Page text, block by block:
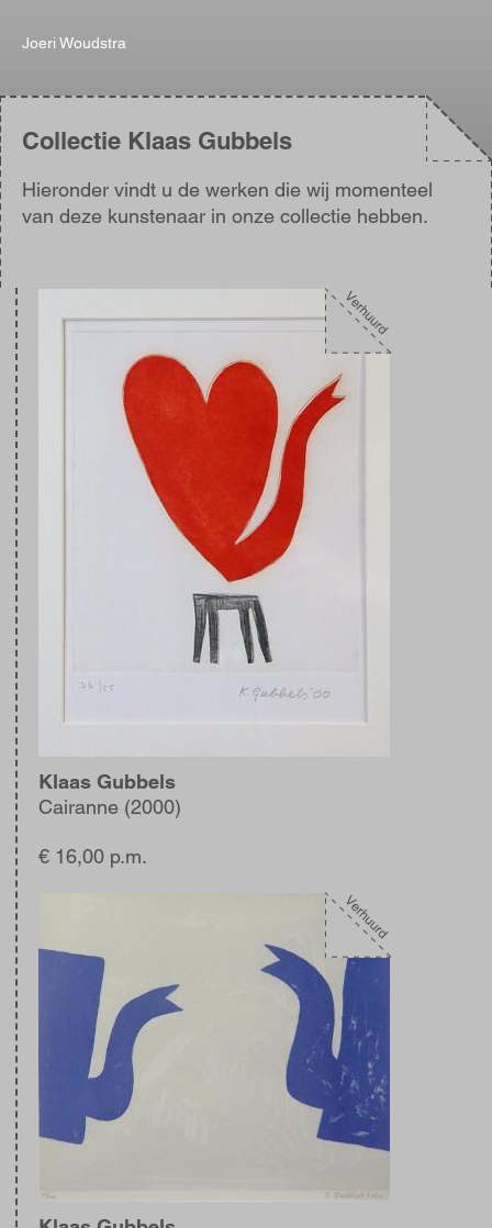
Joeri Woudstra
Collectie Klaas Gubbels
Hieronder vindt u de werken die wij momenteel
van deze kunstenaar in onze collectie hebben.
Klaas Gubbels
Cairanne (2000)
€ 16,00 p.m.